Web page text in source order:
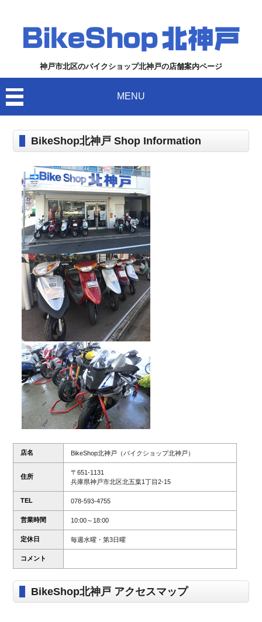
神戸市北区のバイクショップ北神戸の店舗案内ページ
MENU
BikeShop北神戸 Shop Information
店名 BikeShop北神戸（バイクショップ北神戸）
住所
〒651-1131
兵庫県神戸市北区北五葉1丁目2-15
TEL 078-593-4755
営業時間 10:00～18:00
定休日 毎週水曜・第3日曜
コメント
BikeShop北神戸 アクセスマップ